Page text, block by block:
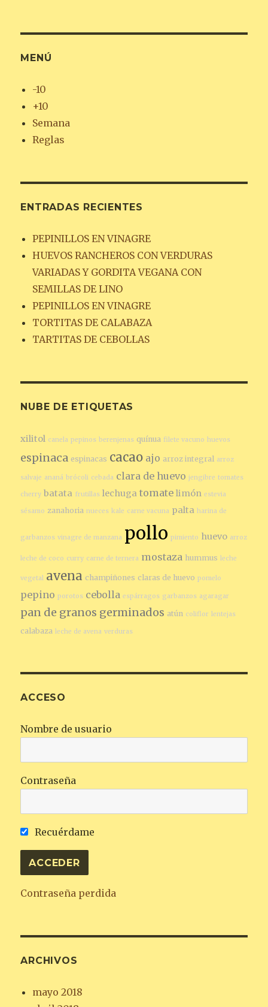
MENÚ
-10
+10
Semana
Reglas
ENTRADAS RECIENTES
PEPINILLOS EN VINAGRE
HUEVOS RANCHEROS CON VERDURAS
VARIADAS Y GORDITA VEGANA CON
SEMILLAS DE LINO
PEPINILLOS EN VINAGRE
TORTITAS DE CALABAZA
TARTITAS DE CEBOLLAS
NUBE DE ETIQUETAS
xilitol canela pepinos berenjenas quínua filete vacuno huevos
espinaca espinacas cacao ajo arroz integral arroz
salvaje ananá brócoli cebada clara de huevo jengibre tomates
cherry batata frutillas lechuga tomate limón estevia
sésamo zanahoria nueces kale carne vacuna palta harina de
garbanzos vinagre de manzana pollo pimiento huevo arroz
leche de coco curry carne de ternera mostaza hummus leche
vegetal avena champiñones claras de huevo pomelo
pepino porotos cebolla espárragos garbanzos agaragar
pan de granos germinados atún coliflor lentejas
calabaza leche de avena verduras
ACCESO
Nombre de usuario
Contraseña
Recuérdame
Contraseña perdida
ARCHIVOS
mayo 2018